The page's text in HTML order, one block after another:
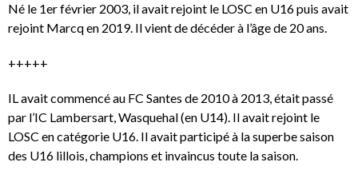
Né le 1er février 2003, il avait rejoint le LOSC en U16 puis avait
rejoint Marcq en 2019. Il vient de décéder à l’âge de 20 ans.
+++++
IL avait commencé au FC Santes de 2010 à 2013, était passé
par l’IC Lambersart, Wasquehal (en U14). Il avait rejoint le
LOSC en catégorie U16. Il avait participé à la superbe saison
des U16 lillois, champions et invaincus toute la saison.